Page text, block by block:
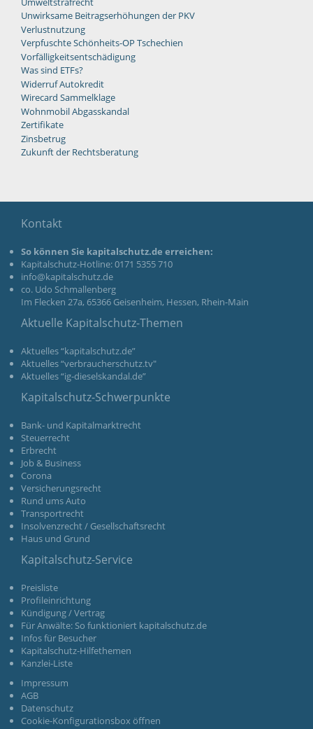
Unwirksame Beitragserhöhungen der PKV
Verlustnutzung
Verpfuschte Schönheits-OP Tschechien
Vorfälligkeitsentschädigung
Was sind ETFs?
Widerruf Autokredit
Wirecard Sammelklage
Wohnmobil Abgasskandal
Zertifikate
Zinsbetrug
Zukunft der Rechtsberatung
Kontakt
So können Sie kapitalschutz.de erreichen:
Kapitalschutz-Hotline: 0171 5355 710
info@kapitalschutz.de
co. Udo Schmallenberg
Im Flecken 27a, 65366 Geisenheim, Hessen, Rhein-Main
Aktuelle Kapitalschutz-Themen
Aktuelles “kapitalschutz.de”
Aktuelles “verbraucherschutz.tv"
Aktuelles “ig-dieselskandal.de”
Kapitalschutz-Schwerpunkte
Bank- und Kapitalmarktrecht
Steuerrecht
Erbrecht
Job & Business
Corona
Versicherungsrecht
Rund ums Auto
Transportrecht
Insolvenzrecht / Gesellschaftsrecht
Haus und Grund
Kapitalschutz-Service
Preisliste
Profileinrichtung
Kündigung / Vertrag
Für Anwälte: So funktioniert kapitalschutz.de
Infos für Besucher
Kapitalschutz-Hilfethemen
Kanzlei-Liste
Impressum
AGB
Datenschutz
Cookie-Konfigurationsbox öffnen